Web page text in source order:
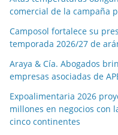
comercial de la campaña
Camposol fortalece su
temporada 2026/27 de
Araya & Cía. Abogados
empresas asociadas de
Expoalimentaria 2026
millones en negocios con
cinco continentes